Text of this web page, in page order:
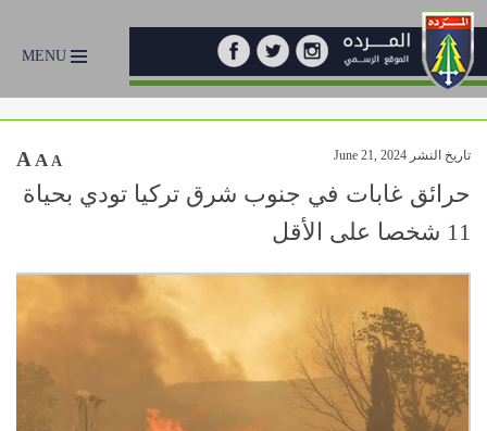
MENU
تاريخ النشر June 21, 2024 A A A
حرائق غابات في جنوب شرق تركيا تودي بحياة
11 شخصا على الأقل